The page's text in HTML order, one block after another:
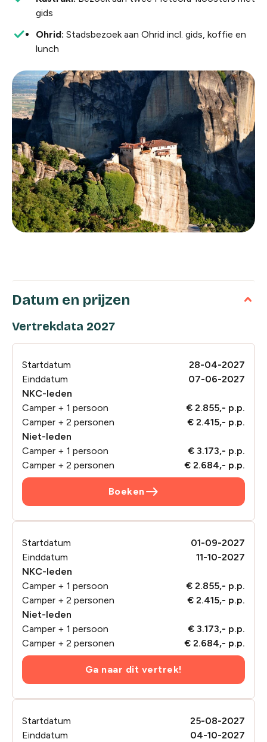
gids
Ohrid: Stadsbezoek aan Ohrid incl. gids, koffie en
lunch
Datum en prijzen
Vertrekdata 2027
Startdatum
28-04-2027
Einddatum
07-06-2027
NKC-leden
Camper + 1 persoon
€ 2.855,- p.p.
Camper + 2 personen
€ 2.415,- p.p.
Niet-leden
Camper + 1 persoon
€ 3.173,- p.p.
Camper + 2 personen
€ 2.684,- p.p.
east
Boeken
Startdatum
01-09-2027
Einddatum
11-10-2027
NKC-leden
Camper + 1 persoon
€ 2.855,- p.p.
Camper + 2 personen
€ 2.415,- p.p.
Niet-leden
Camper + 1 persoon
€ 3.173,- p.p.
Camper + 2 personen
€ 2.684,- p.p.
Ga naar dit vertrek!
Startdatum
25-08-2027
Einddatum
04-10-2027